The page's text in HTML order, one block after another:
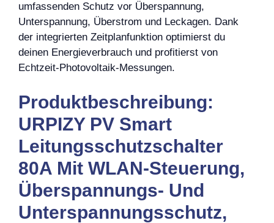
umfassenden Schutz vor Überspannung,
Unterspannung, Überstrom und Leckagen. Dank
der integrierten Zeitplanfunktion optimierst du
deinen Energieverbrauch und profitierst von
Echtzeit-Photovoltaik-Messungen.
Produktbeschreibung:
URPIZY PV Smart
Leitungsschutzschalter
80A Mit WLAN-Steuerung,
Überspannungs- Und
Unterspannungsschutz,